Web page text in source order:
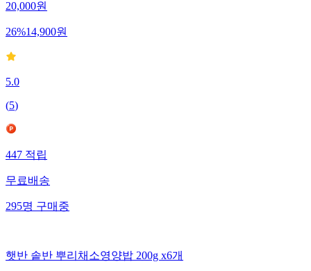
20,000원
26%14,900원
5.0
(5)
447적립
무료배송
295명구매중
햇반 솥반 뿌리채소영양밥 200g x6개